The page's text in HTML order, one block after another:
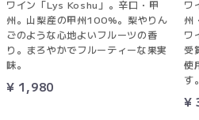
ワイン「Lys Koshu」。辛口・甲
州。山梨産の甲州100%。梨やりん
ごのような心地よいフルーツの香
り。まろやかでフルーティーな果実
味。
¥ 1,980
ワ
州
ワ
受
使
す。
¥